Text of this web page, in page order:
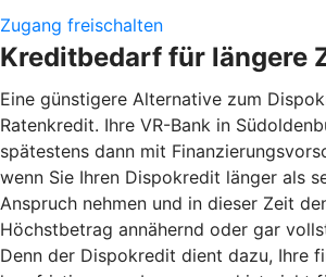
Zugang freischalten
Kreditbedarf für längere
Eine günstigere Alternative zum
Ratenkredit. Ihre VR-Bank in
spätestens dann mit
wenn Sie Ihren Dispokredit länger als
Anspruch nehmen und in dieser Zeit
Höchstbetrag annähernd oder gar
Denn der Dispokredit dient dazu, Ihre